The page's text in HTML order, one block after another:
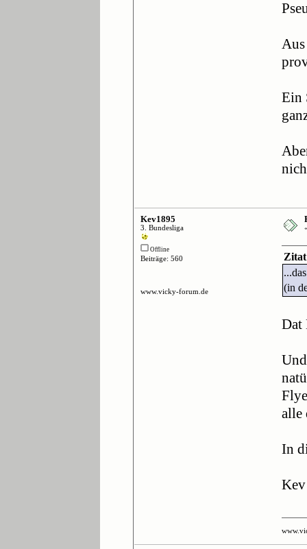
Ein
Kev1895
3. Bundesliga
Offline
Beiträge: 560
www.vicky-forum.de
Zitat
(in
Dat
alle
In
Kev